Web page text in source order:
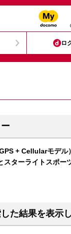
ロ
+ Cellularモデル
スターライトスポー
た結果を表示